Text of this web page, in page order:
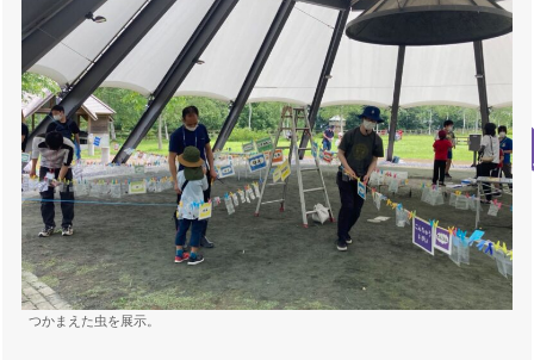
つかまえた虫を展示。